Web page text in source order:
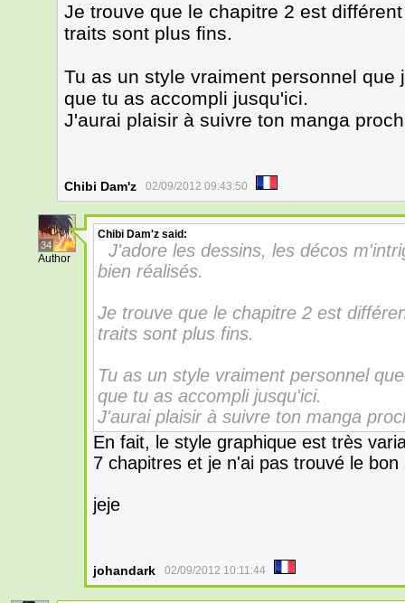
Je trouve que le chapitre 2 est
traits sont plus fins.
Tu as un style vraiment personnel
que tu as accompli jusqu'ici.
J'aurai plaisir à suivre ton manga
Chibi Dam'z 02/09/2012 09:43:50
34
Author
Chibi Dam'z said:
J'adore les dessins, les décos
bien réalisés.
Je trouve que le chapitre 2 est
traits sont plus fins.
Tu as un style vraiment personnel
que tu as accompli jusqu'ici.
J'aurai plaisir à suivre ton manga
En fait, le style graphique est très
7 chapitres et je n'ai pas trouvé le
jeje
johandark 02/09/2012 10:11:44